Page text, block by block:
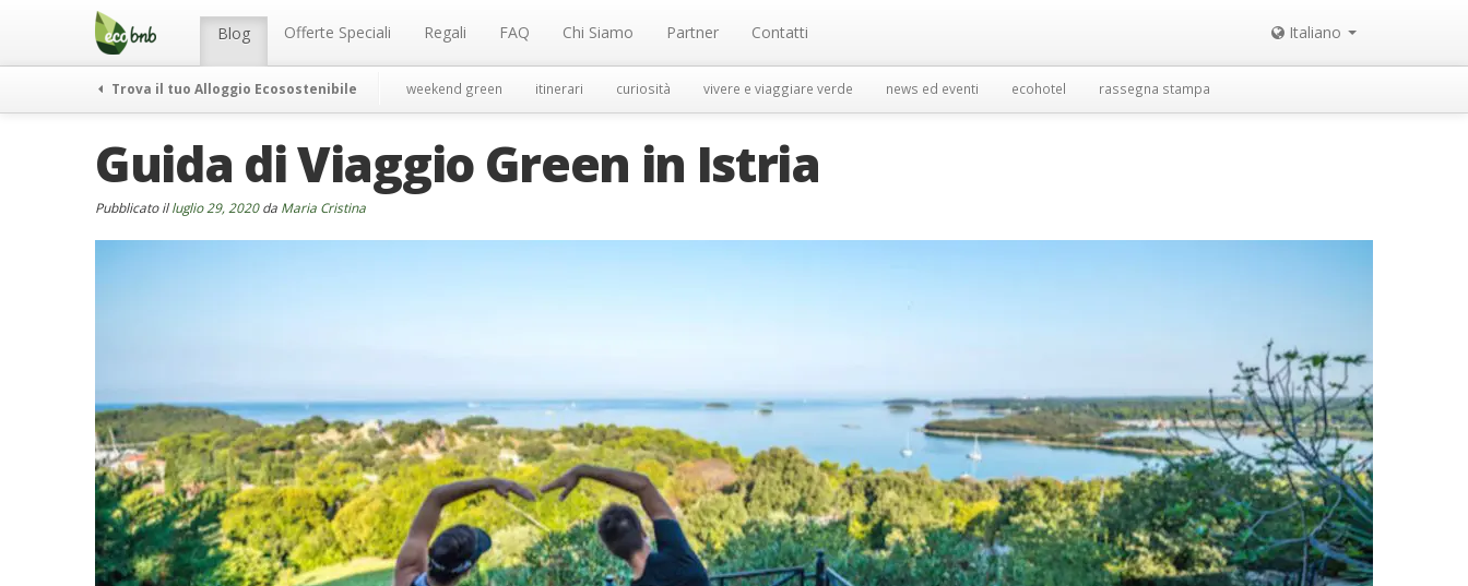
Menu Blog Offerte Speciali Regali FAQ Chi Siamo Partner Contatti Italiano
Trova il tuo Alloggio Ecosostenibile weekend green itinerari curiosità vivere e viaggiare verde news ed eventi ecohotel rassegna stampa
Guida di Viaggio Green in Istria
Pubblicato illuglio 29, 2020da Maria Cristina